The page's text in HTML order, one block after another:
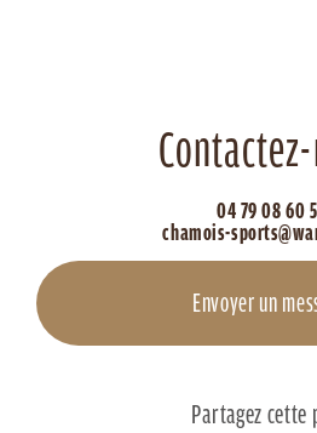
04 79 08 60
chamois-
Envoyer un
Partagez cette